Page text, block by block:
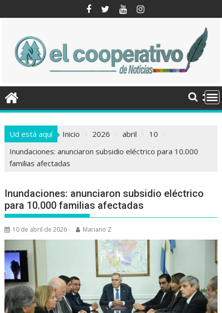
al
Ud está aquí Inicio 2026 abril
10
Inundaciones: anunciaron subsidio eléctrico para 10.000
familias afectadas
Inundaciones: anunciaron subsidio eléctrico
para 10.000 familias afectadas
10 de abril de 2026 Mariano Z